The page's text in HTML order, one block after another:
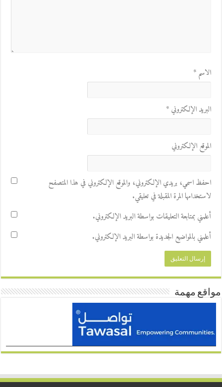
الاسم*
البريد الإلكتروني*
الموقع الإلكتروني
احفظ اسمي، بريدي الإلكتروني، والموقع الإلكتروني في هذا المتصفح
لاستخدامها المرة المقبلة في تعليقي.
أعلمني بمتابعة التعليقات بواسطة البريد الإلكتروني.
أعلمني بالمواضيع الجديدة بواسطة البريد الإلكتروني.
مواقع مهمة